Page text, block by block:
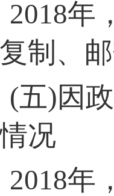
2018年
制、
(五)因
况
2018年